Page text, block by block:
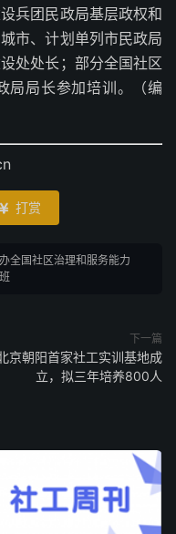
兵团民政局基层政权和
市、计划单列市民政局
处处长；部分全国社区
局局长参加培训。（编
 打赏
全国社区治理和服务能力
下一篇
京朝阳首家社工实训基地成
立，拟三年培养800人